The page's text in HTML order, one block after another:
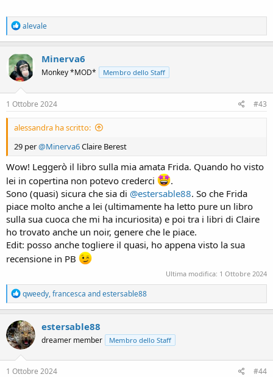
R
e
a
c
t
i
o
n
s
alevale
Minerva6
Monkey *MOD* Membro dello Staff
1 Ottobre 2024 #43
alessandra ha scritto:
29 per@Minerva6Claire Berest
Wow! Leggerò il libro sulla mia amata Frida. Quando ho visto
lei in copertina non potevo crederci
.
Sono (quasi) sicura che sia di @estersable88. So che Frida
piace molto anche a lei (ultimamente ha letto pure un libro
sulla sua cuoca che mi ha incuriosita) e poi tra i libri di Claire
ho trovato anche un noir, genere che le piace.
Edit: posso anche togliere il quasi, ho appena visto la sua
recensione in PB
Ultima modifica: 1 Ottobre 2024
R
e
a
c
t
i
o
n
s
qweedy,francesca andestersable88
estersable88
dreamer member Membro dello Staff
1 Ottobre 2024 #44